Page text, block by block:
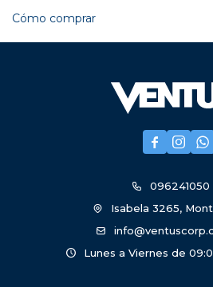
Cómo comprar
  
096241050
Isabela 3265,
Lunes a Viernes de